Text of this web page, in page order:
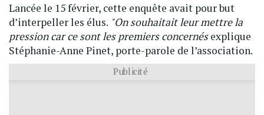
Lancée le 15 février, cette enquête avait pour but
d’interpeller les élus. "On souhaitait leur mettre la
pression car ce sont les premiers concernésexplique
Stéphanie-Anne Pinet, porte-parole de l’association.
Publicité